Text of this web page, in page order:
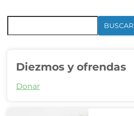
BUSCAR
Diezmos y ofrendas
Donar